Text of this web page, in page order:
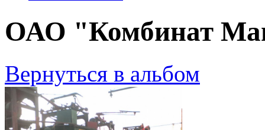
ОАО "Комбинат
Вернуться в альбом